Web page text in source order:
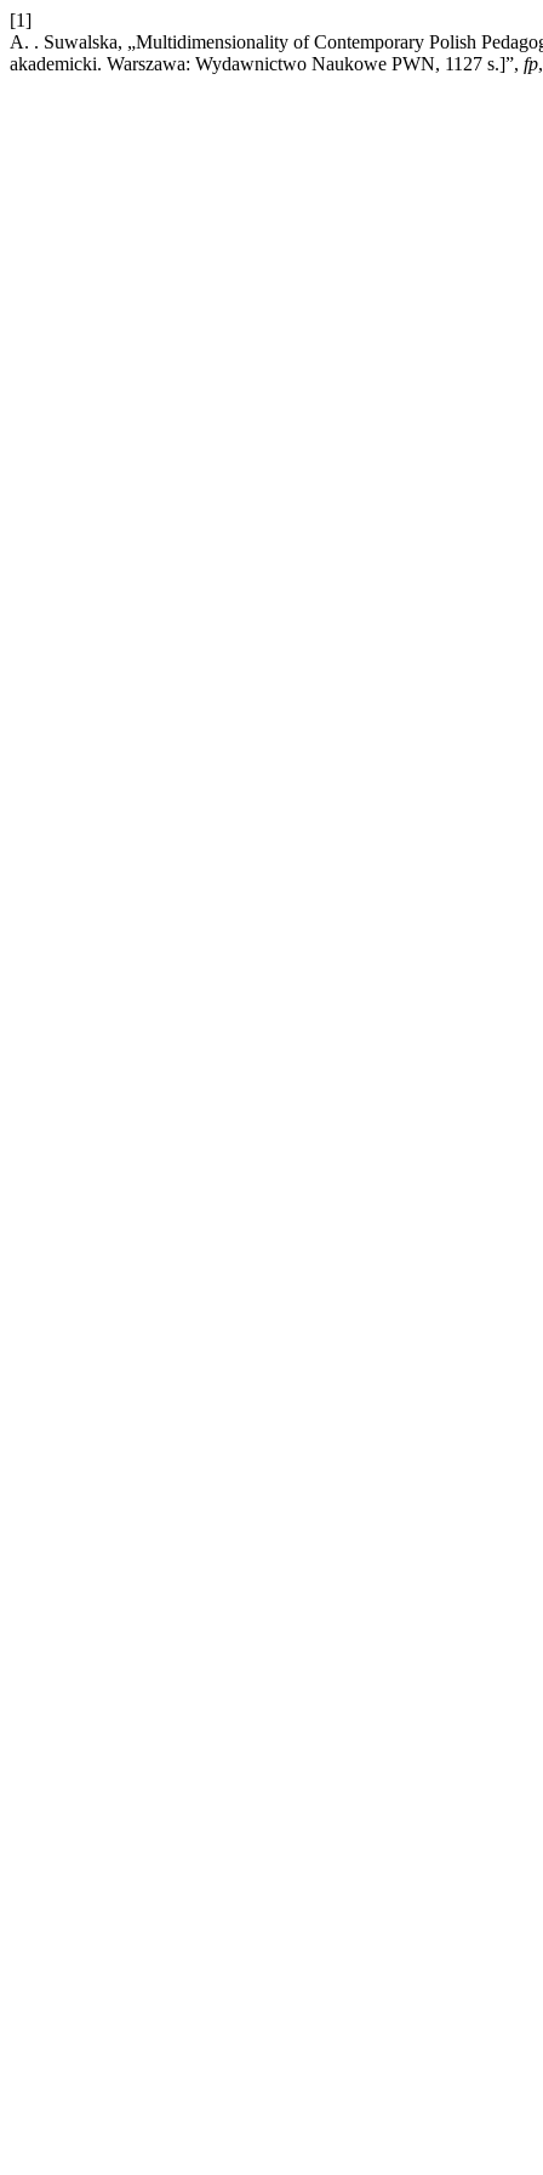
[1]
A. . Suwalska, „Multidimensionality of Contemporary Polish
akademicki. Warszawa: Wydawnictwo Naukowe PWN, 1127 s.]”, fp